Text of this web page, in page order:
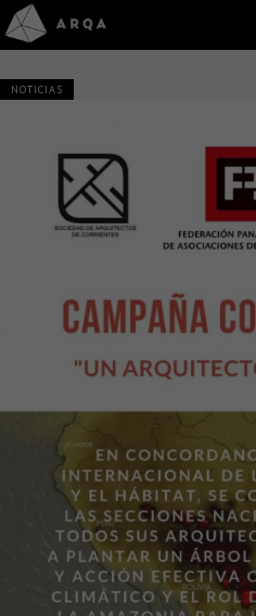
NOTICIAS